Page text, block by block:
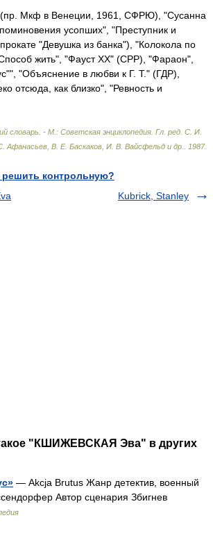
Мкф в Венеции, 1961, СФРЮ), "Сусанна
усопших", "Преступник и
"Девушка из банка"), "Колокола по
жить", "Фауст XX" (СРР), "Фараон",
"Объяснение в любви к Г. Т." (ГДР),
отсюда, как близко", "Ревность и
словарь. - М.: Советская энциклопедия Гл. ред. С. И.
В. Е. Баскаков, И. В. Вайсфельд и др.
1987.
контрольную?
Kubrick, Stanley
"КШИЖЕВСКАЯ Эва" в других
— Akcja Brutus Жанр детектив, военный
Автор сценария Збигнев